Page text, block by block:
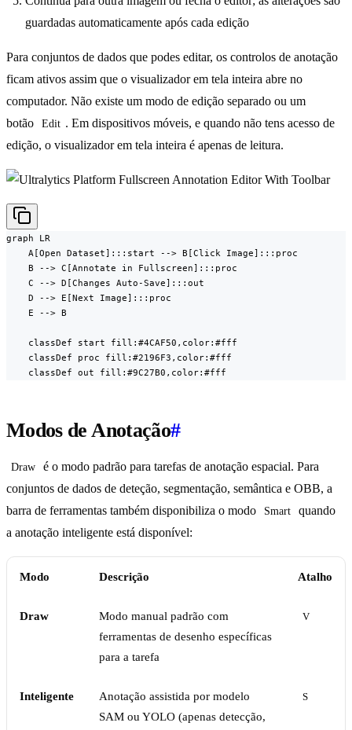
guardadas automaticamente após cada edição
Para conjuntos de dados que podes editar, os controlos de anotação
ficam ativos assim que o visualizador em tela inteira abre no
computador. Não existe um modo de edição separado ou um
botão
Edit . Em dispositivos móveis, e quando não tens acesso de
edição, o visualizador em tela inteira é apenas de leitura.
graph LR
    A[Open Dataset]:::start --> B[Click Image]:::proc
    B --> C[Annotate in Fullscreen]:::proc
    C --> D[Changes Auto-Save]:::out
    D --> E[Next Image]:::proc
    E --> B
    classDef start fill:#4CAF50,color:#fff
    classDef proc fill:#2196F3,color:#fff
    classDef out fill:#9C27B0,color:#fff
Modos de Anotação#
Draw
é o modo padrão para tarefas de anotação espacial. Para
conjuntos de dados de deteção, segmentação, semântica e OBB, a
barra de ferramentas também disponibiliza o modo
Smart
quando
a anotação inteligente está disponível:
Modo Descrição Atalho
Draw
Modo manual padrão com
ferramentas de desenho específicas
para a tarefa
V
Inteligente
Anotação assistida por modelo
SAM ou YOLO (apenas detecção,
S